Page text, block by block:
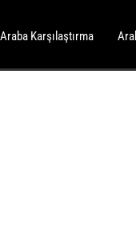
Araba Karşılaştırma